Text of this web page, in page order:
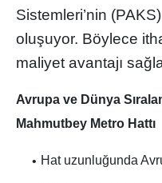
Sistemleri’nin
oluşuyor. Böylece
maliyet avantajı
Avrupa ve Dünya
Mahmutbey Metro Hattı
Hat uzunluğunda